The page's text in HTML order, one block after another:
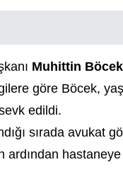
Muhittin Böcek
göre Böcek,
edildi.
sırada avukat
ardından